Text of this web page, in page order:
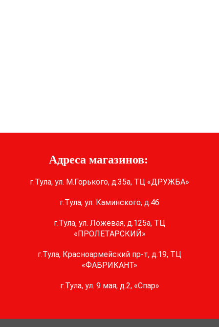
Адреса магазинов:
г.Тула, ул. М.Горького, д.35а, ТЦ «ДРУЖБА»
г.Тула, ул. Каминского, д.4б
г.Тула, ул. Ложевая, д.125а, ТЦ
«ПРОЛЕТАРСКИЙ»
г.Тула, Красноармейский пр-т, д.19, ТЦ
«ФАБРИКАНТ»
г.Тула, ул. 9 мая, д.2, «Спар»